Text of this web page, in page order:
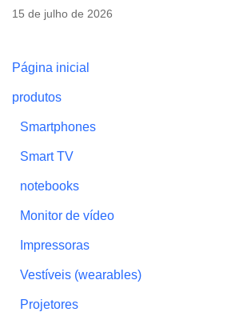
15 de julho de 2026
Página inicial
produtos
Smartphones
Smart TV
notebooks
Monitor de vídeo
Impressoras
Vestíveis (wearables)
Projetores